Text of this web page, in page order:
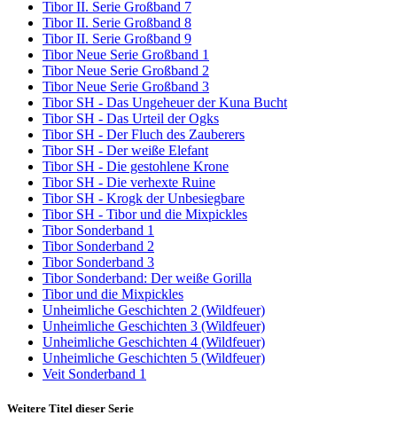
Tibor II. Serie Großband 7
Tibor II. Serie Großband 8
Tibor II. Serie Großband 9
Tibor Neue Serie Großband 1
Tibor Neue Serie Großband 2
Tibor Neue Serie Großband 3
Tibor SH - Das Ungeheuer der Kuna Bucht
Tibor SH - Das Urteil der Ogks
Tibor SH - Der Fluch des Zauberers
Tibor SH - Der weiße Elefant
Tibor SH - Die gestohlene Krone
Tibor SH - Die verhexte Ruine
Tibor SH - Krogk der Unbesiegbare
Tibor SH - Tibor und die Mixpickles
Tibor Sonderband 1
Tibor Sonderband 2
Tibor Sonderband 3
Tibor Sonderband: Der weiße Gorilla
Tibor und die Mixpickles
Unheimliche Geschichten 2 (Wildfeuer)
Unheimliche Geschichten 3 (Wildfeuer)
Unheimliche Geschichten 4 (Wildfeuer)
Unheimliche Geschichten 5 (Wildfeuer)
Veit Sonderband 1
Weitere Titel dieser Serie